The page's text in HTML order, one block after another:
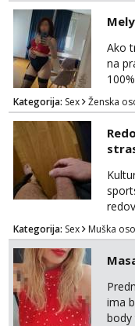
Ako
na
Kategorija: Sex Ženska
zubi
Kategorija: Sex Muška
ima
body